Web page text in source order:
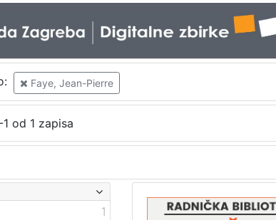
Faye, Jean-Pierre
od 1 zapisa
1